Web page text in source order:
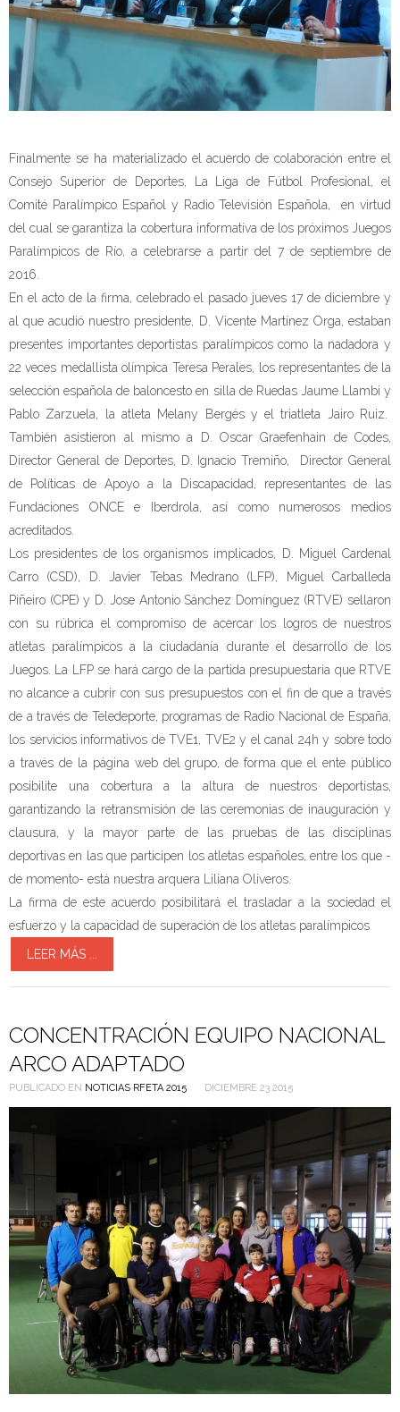
Finalmente se ha materializado el acuerdo de colaboración entre el
Consejo Superior de Deportes, La Liga de Fútbol Profesional, el
Comité Paralímpico Español y Radio Televisión Española, en virtud
del cual se garantiza la cobertura informativa de los próximos Juegos
Paralímpicos de Río, a celebrarse a partir del 7 de septiembre de
2016.
En el acto de la firma, celebrado el pasado jueves 17 de diciembre y
al que acudió nuestro presidente, D. Vicente Martínez Orga, estaban
presentes importantes deportistas paralímpicos como la nadadora y
22 veces medallista olímpica Teresa Perales, los representantes de la
selección española de baloncesto en silla de Ruedas Jaume Llambi y
Pablo Zarzuela, la atleta Melany Bergés y el triatleta Jairo Ruiz.
También asistieron al mismo a D. Oscar Graefenhain de Codes,
Director General de Deportes, D. Ignacio Tremiño, Director General
de Políticas de Apoyo a la Discapacidad, representantes de las
Fundaciones ONCE e Iberdrola, así como numerosos medios
acreditados.
Los presidentes de los organismos implicados, D. Miguel Cardenal
Carro (CSD), D. Javier Tebas Medrano (LFP), Miguel Carballeda
Piñeiro (CPE) y D. Jose Antonio Sánchez Domínguez (RTVE) sellaron
con su rúbrica el compromiso de acercar los logros de nuestros
atletas paralímpicos a la ciudadanía durante el desarrollo de los
Juegos. La LFP se hará cargo de la partida presupuestaria que RTVE
no alcance a cubrir con sus presupuestos con el fin de que a través
de a través de Teledeporte, programas de Radio Nacional de España,
los servicios informativos de TVE1, TVE2 y el canal 24h y sobre todo
a través de la página web del grupo, de forma que el ente público
posibilite una cobertura a la altura de nuestros deportistas,
garantizando la retransmisión de las ceremonias de inauguración y
clausura, y la mayor parte de las pruebas de las disciplinas
deportivas en las que participen los atletas españoles, entre los que -
de momento- está nuestra arquera Liliana Oliveros.
La firma de este acuerdo posibilitará el trasladar a la sociedad el
esfuerzo y la capacidad de superación de los atletas paralímpicos
LEER MÁS ...
CONCENTRACIÓN EQUIPO NACIONAL
ARCO ADAPTADO
PUBLICADO EN NOTICIAS RFETA 2015 DICIEMBRE 23 2015